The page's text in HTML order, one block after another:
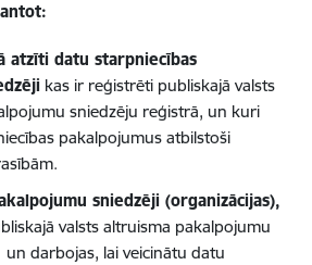
atzīti datu starpniecības
kas ir reģistrēti publiskajā valsts
sniedzēju reģistrā, un kuri
pakalpojumus atbilstoši
sniedzēji (organizācijas),
valsts altruisma pakalpojumu
darbojas, lai veicinātu datu